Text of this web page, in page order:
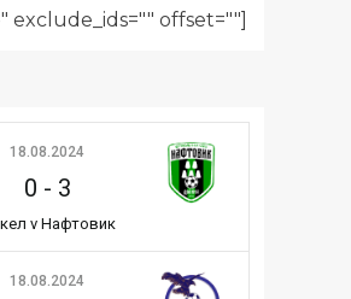
exclude_ids="" offset=""]
18.08.2024
0 - 3
v Нафтовик
18.08.2024